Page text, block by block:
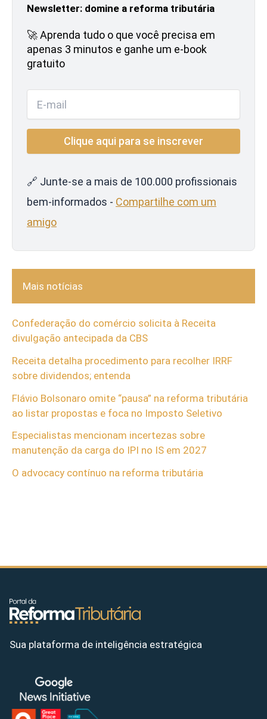
Newsletter: domine a reforma tributária
🚀 Aprenda tudo o que você precisa em
apenas 3 minutos e ganhe um e-book
gratuito
🔗 Junte-se a mais de 100.000 profissionais
bem-informados - Compartilhe com um
amigo
Mais notícias
Confederação do comércio solicita à Receita
divulgação antecipada da CBS
Receita detalha procedimento para recolher IRRF
sobre dividendos; entenda
Flávio Bolsonaro omite “pausa” na reforma tributária
ao listar propostas e foca no Imposto Seletivo
Especialistas mencionam incertezas sobre
manutenção da carga do IPI no IS em 2027
O advocacy contínuo na reforma tributária
Sua plataforma de inteligência estratégica